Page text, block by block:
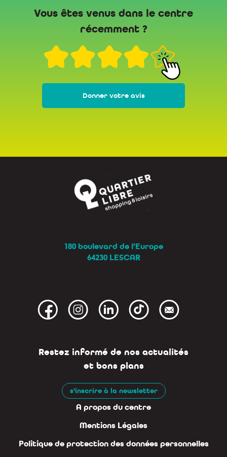
Vous êtes venus dans le centre
récemment ?
Donner votre avis
180 boulevard de l’Europe
64230 LESCAR
Restez informé de nos actualités
et bons plans
s'inscrire à la newsletter
A propos du centre
Mentions Légales
Politique de protection des données personnelles